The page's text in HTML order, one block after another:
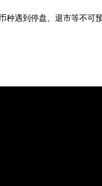
种遇到停盘、退市等不可